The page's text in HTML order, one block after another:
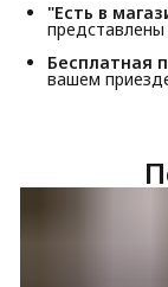
"Есть в
представлены
Бесплатная
вашем